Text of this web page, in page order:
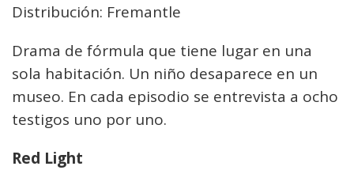
Distribución: Fremantle
Drama de fórmula que tiene lugar en una
sola habitación. Un niño desaparece en un
museo. En cada episodio se entrevista a ocho
testigos uno por uno.
Red Light